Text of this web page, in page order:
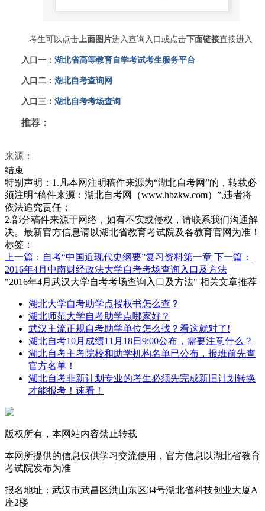
考生可以点击 上面图片进入查询入口或点击下面链接直接进入
入口一： 湖北省高等教育自学考试考生服务平台
入口二： 湖北自考查询网
入口三： 湖北自考考场查询
推荐：
来源：
结束
特别声明：1.凡本网注明稿件来源为“湖北自考网”的，转载必
须注明“稿件来源：湖北自考网（www.hbzkw.com）”,违者将
依法追究责任；
2.部分稿件来源于网络，如有不实或侵权，请联系我们沟通解
决。最新官方信息请以湖北省教育考试院及各教育官网为准！
标签：
上一篇：自考“中国近现代史纲要”复习资料第一章 下一篇：
2016年4月中南财经政法大学自考考场查询入口及方法
"2016年4月武汉大学自考考场查询入口及方法" 相关文章推荐
湖北大学自考助学点授权书怎么查？
湖北师范大学自考助学点哪家好？
武汉主流正规自考助学单位怎么找？看这就对了!
湖北自考10月成绩11月18日9:00公布，需要注意什么？
湖北自考主考院校和助学机构名单已公布，报班前先查
官方名单！
湖北自考非新计划专业的考生必须先完成新旧计划转换
才能报考！速看！
版权所有，本网站内容禁止转载
本网所提供的信息仅供学习交流使用，官方信息以湖北省教育
考试院发布为准
报名地址：武汉市武昌区洪山东区34号湖北省科技创业大厦A
座2楼